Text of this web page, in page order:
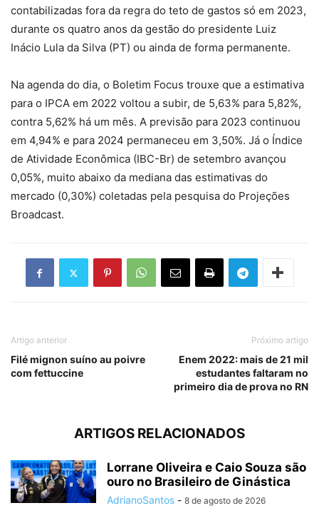
contabilizadas fora da regra do teto de gastos só em 2023,
durante os quatro anos da gestão do presidente Luiz
Inácio Lula da Silva (PT) ou ainda de forma permanente.
Na agenda do dia, o Boletim Focus trouxe que a estimativa
para o IPCA em 2022 voltou a subir, de 5,63% para 5,82%,
contra 5,62% há um mês. A previsão para 2023 continuou
em 4,94% e para 2024 permaneceu em 3,50%. Já o Índice
de Atividade Econômica (IBC-Br) de setembro avançou
0,05%, muito abaixo da mediana das estimativas do
mercado (0,30%) coletadas pela pesquisa do Projeções
Broadcast.
Artigo anterior
Filé mignon suíno au poivre
com fettuccine
Próximo artigo
Enem 2022: mais de 21 mil
estudantes faltaram no
primeiro dia de prova no RN
ARTIGOS RELACIONADOS
Lorrane Oliveira e Caio Souza são
ouro no Brasileiro de Ginástica
AdrianoSantos - 8 de agosto de 2026